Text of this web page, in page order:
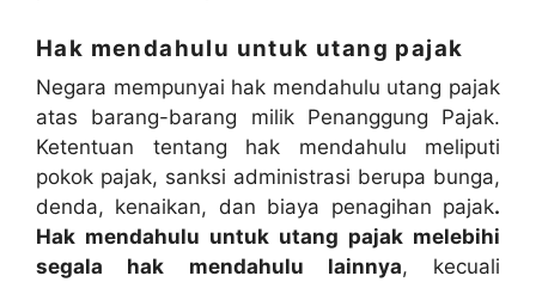
Hak mendahulu untuk utang pajak
Negara mempunyai hak mendahulu utang pajak
atas barang-barang milik Penanggung Pajak.
Ketentuan tentang hak mendahulu meliputi
pokok pajak, sanksi administrasi berupa bunga,
denda, kenaikan, dan biaya penagihan pajak.
Hak mendahulu untuk utang pajak melebihi
segala hak mendahulu lainnya, kecuali